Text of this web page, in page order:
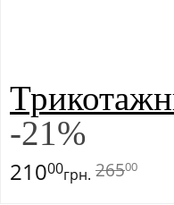
-21%
26500
21000грн.